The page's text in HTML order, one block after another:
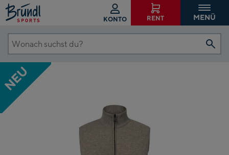
KONTO RENT MENÜ
Wonach
suchst
du?
NEU